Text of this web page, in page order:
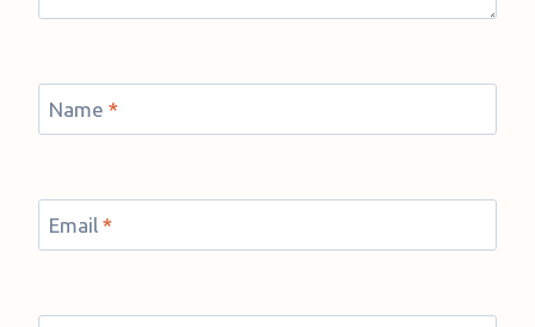
Name *
Email *